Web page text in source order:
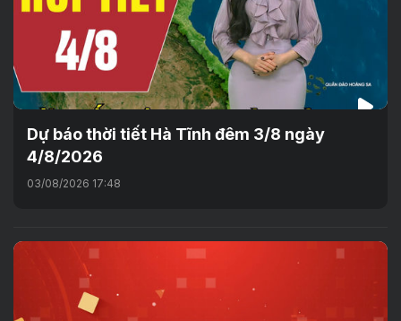
Dự báo thời tiết Hà Tĩnh đêm 3/8 ngày
4/8/2026
03/08/2026 17:48